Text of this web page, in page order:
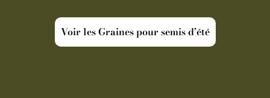
Voir les Graines pour semis d’été